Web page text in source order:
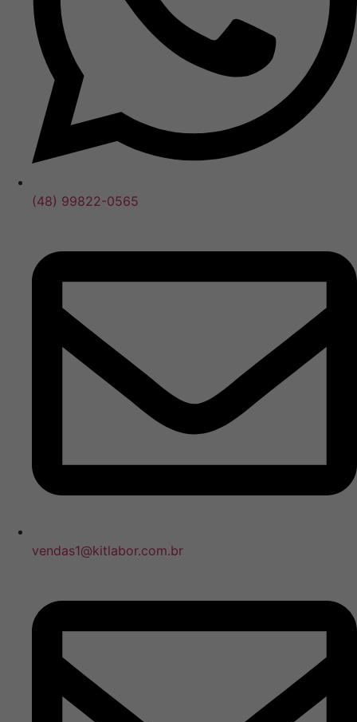
(48) 99822-0565
vendas1@kitlabor.com.br